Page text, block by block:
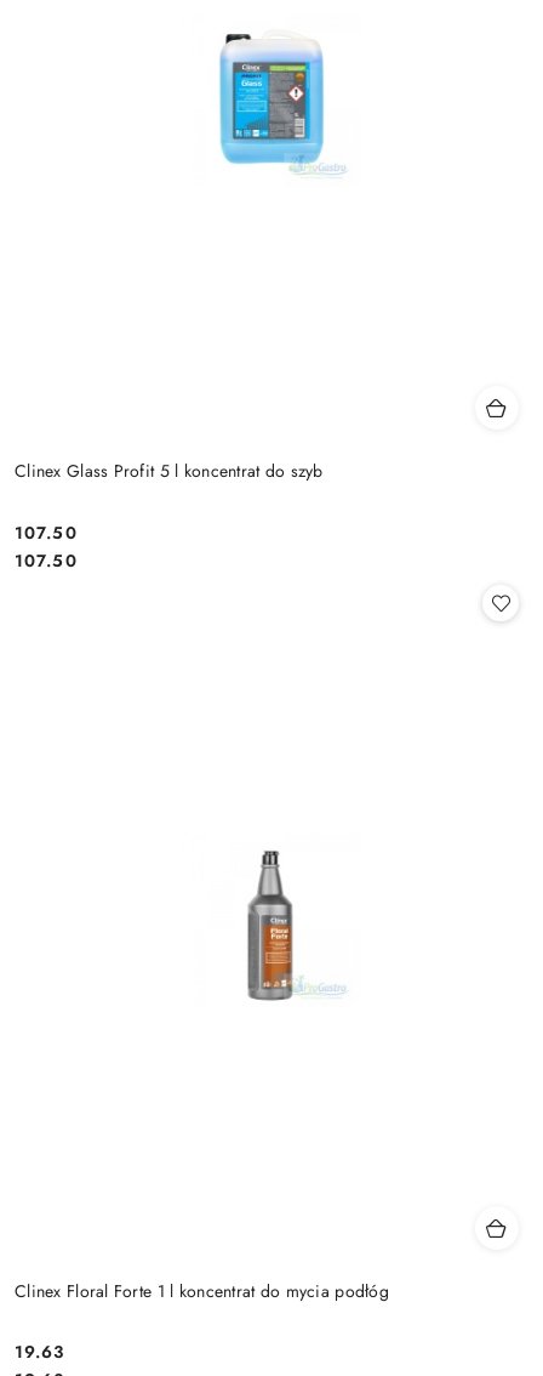
Clinex Glass Profit 5 l koncentrat do szyb
Cena:
107.50
Cena:
107.50
Clinex Floral Forte 1 l koncentrat do mycia podłóg
19.63